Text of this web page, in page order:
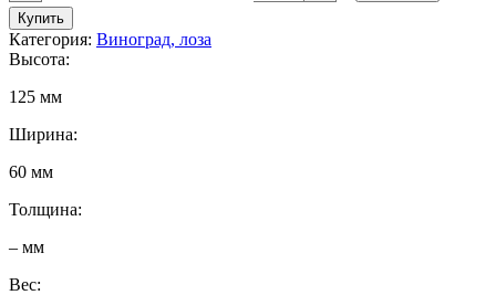
Купить
Категория: Виноград, лоза
Высота:
125 мм
Ширина:
60 мм
Толщина:
– мм
Вес: